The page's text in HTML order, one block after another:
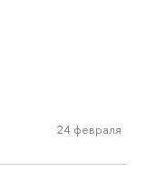
им. А.Н. Тихонова
24 февраля